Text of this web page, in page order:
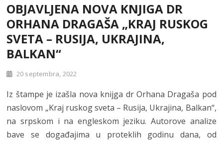
OBJAVLJENA NOVA KNJIGA DR
ORHANA DRAGAŠA „KRAJ RUSKOG
SVETA – RUSIJA, UKRAJINA,
BALKAN“
20 septembra, 2022
Iz štampe je izašla nova knijga dr Orhana Dragaša pod
naslovom „Kraj ruskog sveta – Rusija, Ukrajina, Balkan“,
na srpskom i na engleskom jeziku. Autorove analize
bave se događajima u proteklih godinu dana, od